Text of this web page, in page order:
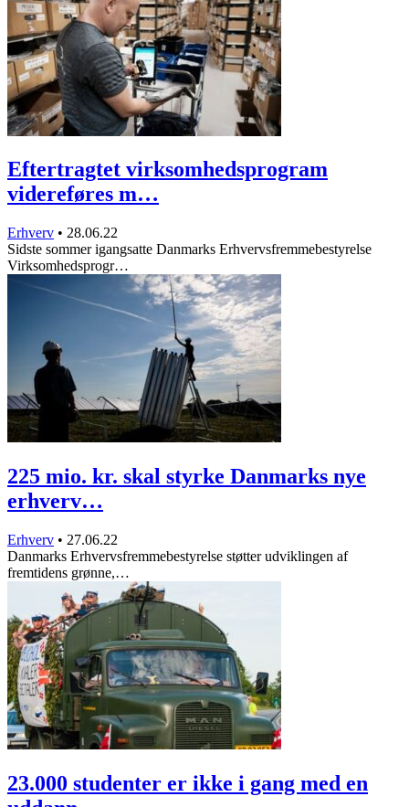
Eftertragtet virksomhedsprogram
videreføres m…
Erhverv • 28.06.22
Sidste sommer igangsatte Danmarks Erhvervsfremmebestyrelse
Virksomhedsprogr…
225 mio. kr. skal styrke Danmarks nye
erhverv…
Erhverv • 27.06.22
Danmarks Erhvervsfremmebestyrelse støtter udviklingen af
fremtidens grønne,…
23.000 studenter er ikke i gang med en